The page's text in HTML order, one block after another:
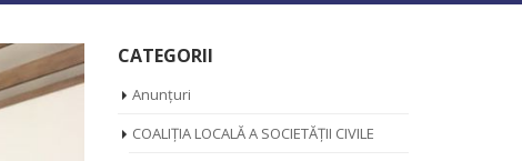
CATEGORII
Anunțuri
COALIȚIA LOCALĂ A SOCIETĂȚII CIVILE